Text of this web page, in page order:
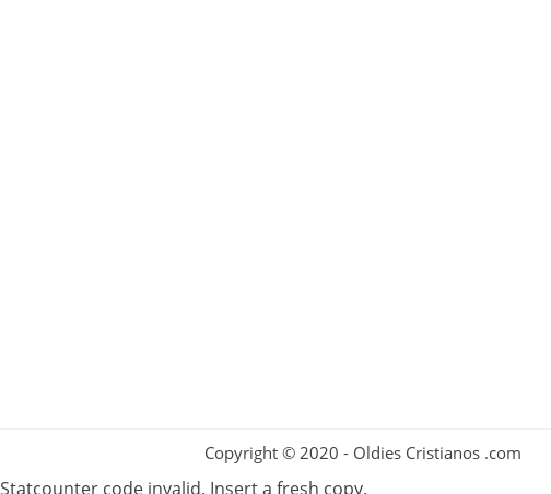
Copyright © 2020 - Oldies Cristianos .com
Statcounter code invalid. Insert a fresh copy.